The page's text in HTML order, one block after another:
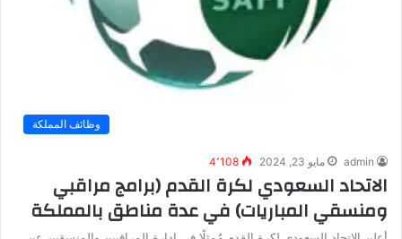
وظائف المملكة
admin مايو 23, 2024 4٬108
الاتحاد السعودي لكرة القدم (برامج مراقبي
ومنسقي المباريات) في عدة مناطق بالمملكة